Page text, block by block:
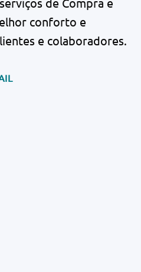
conforto e
e colaboradores.